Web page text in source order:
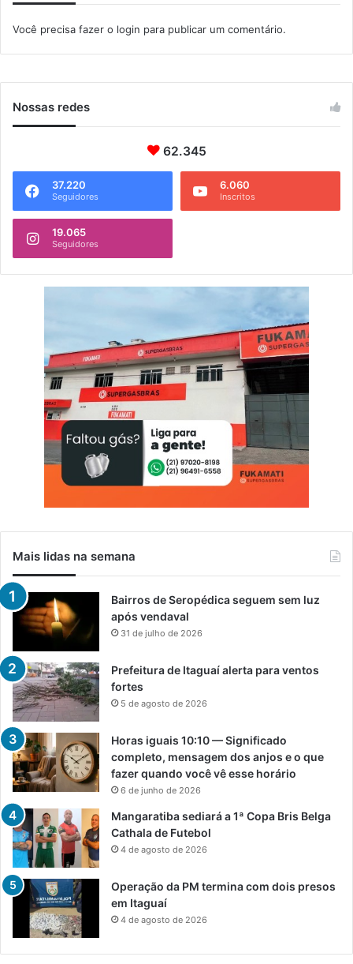
U
c
f
Você precisa fazer o login para publicar um comentário.
Nossas redes
62.345
37.220
Seguidores
6.060
Inscritos
19.065
Seguidores
Mais lidas na semana
Bairros de Seropédica seguem sem luz
após vendaval
31 de julho de 2026
Prefeitura de Itaguaí alerta para ventos
fortes
5 de agosto de 2026
Horas iguais 10:10 — Significado
completo, mensagem dos anjos e o que
fazer quando você vê esse horário
6 de junho de 2026
Mangaratiba sediará a 1ª Copa Bris Belga
Cathala de Futebol
4 de agosto de 2026
Operação da PM termina com dois presos
em Itaguaí
4 de agosto de 2026